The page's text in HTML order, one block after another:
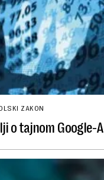
ZAKON
o tajnom Google-